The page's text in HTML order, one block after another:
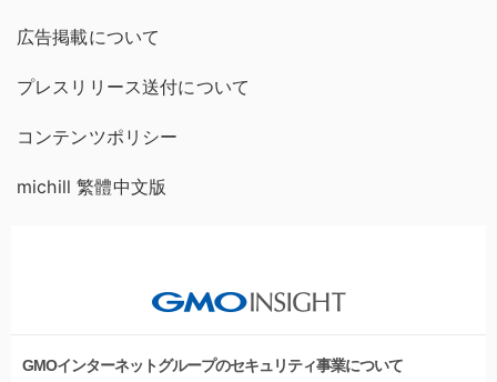
広告掲載について
プレスリリース送付について
コンテンツポリシー
michill 繁體中文版
GMOインターネットグループのセキュリティ事業について